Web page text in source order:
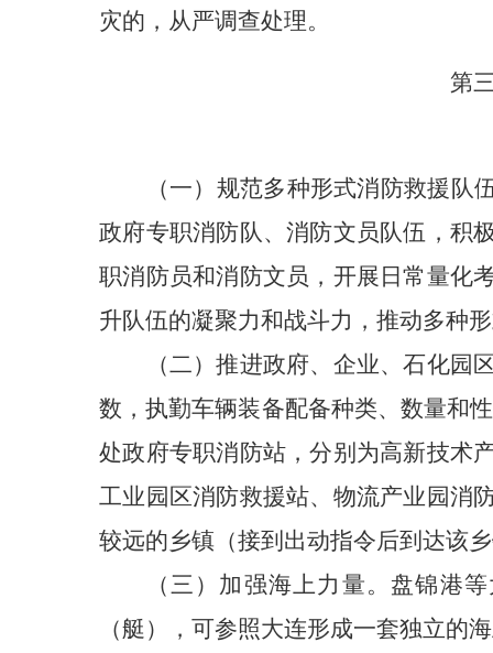
灾的，从严调查处理。
第
（一）规范多种形式消防救援队
政府专职消防队、消防文员队伍，积
职消防员和消防文员，开展日常量化
升队伍的凝聚力和战斗力，推动多种
（二）推进政府、企业、石化园
数，执勤车辆装备配备种类、数量和
处政府专职消防站，分别为高新技术
工业园区消防救援站、物流产业园消
较远的乡镇（接到出动指令后到达该
（三）加强海上力量。 盘锦港
（艇），可参照大连形成一套独立的